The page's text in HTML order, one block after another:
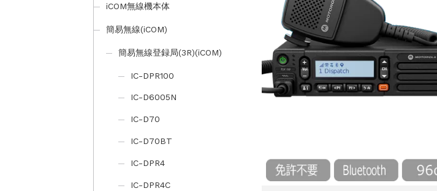
iCOM無線機本体
簡易無線(iCOM)
簡易無線登録局(3R)(iCOM)
IC-DPR100
IC-D6005N
IC-D70
IC-D70BT
IC-DPR4
IC-DPR4C